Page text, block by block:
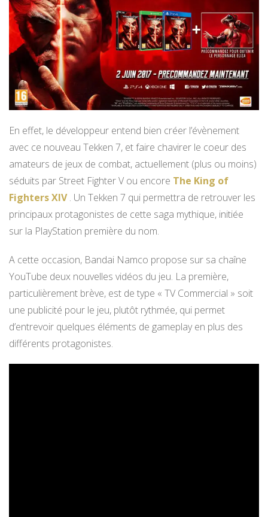
En effet, le développeur entend bien créer l’évènement
avec ce nouveau Tekken 7, et faire chavirer le coeur des
amateurs de jeux de combat, actuellement (plus ou moins)
séduits par Street Fighter V ou encore The King of
Fighters XIV. Un Tekken 7 qui permettra de retrouver les
principaux protagonistes de cette saga mythique, initiée
sur la PlayStation première du nom.
A cette occasion, Bandai Namco propose sur sa chaîne
YouTube deux nouvelles vidéos du jeu. La première,
particulièrement brève, est de type « TV Commercial » soit
une publicité pour le jeu, plutôt rythmée, qui permet
d’entrevoir quelques éléments de gameplay en plus des
différents protagonistes.